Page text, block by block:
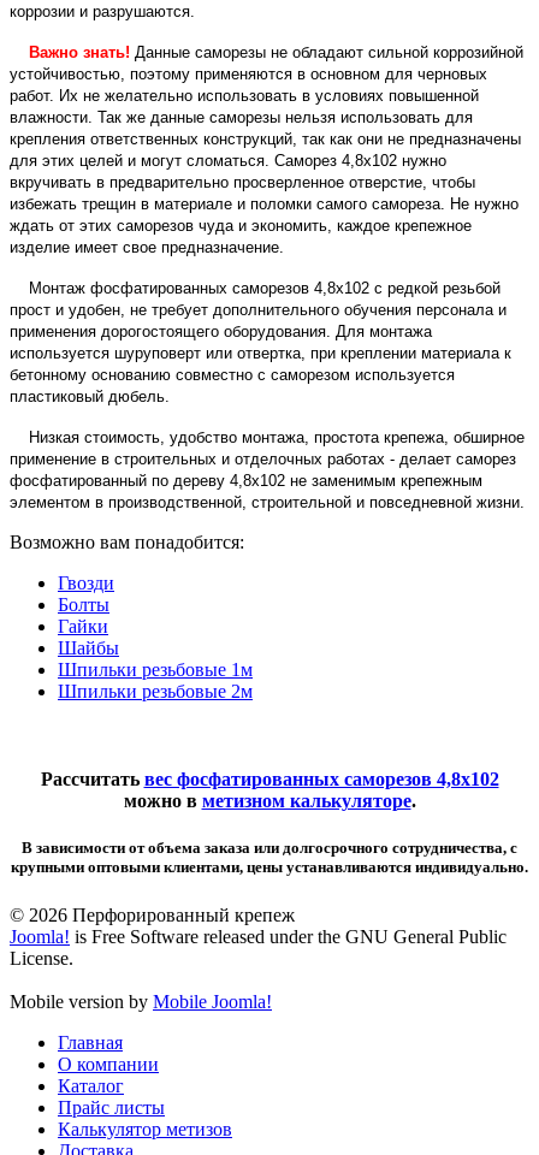
коррозии и разрушаются.
Важно знать! Данные саморезы не обладают сильной коррозийной
устойчивостью, поэтому применяются в основном для черновых
работ. Их не желательно использовать в условиях повышенной
влажности. Так же данные саморезы нельзя использовать для
крепления ответственных конструкций, так как они не предназначены
для этих целей и могут сломаться. Саморез 4,8х102 нужно
вкручивать в предварительно просверленное отверстие, чтобы
избежать трещин в материале и поломки самого самореза. Не нужно
ждать от этих саморезов чуда и экономить, каждое крепежное
изделие имеет свое предназначение.
Монтаж фосфатированных саморезов 4,8х102 с редкой резьбой
прост и удобен, не требует дополнительного обучения персонала и
применения дорогостоящего оборудования. Для монтажа
используется шуруповерт или отвертка, при креплении материала к
бетонному основанию совместно с саморезом используется
пластиковый дюбель.
Низкая стоимость, удобство монтажа, простота крепежа, обширное
применение в строительных и отделочных работах - делает саморез
фосфатированный по дереву 4,8х102 не заменимым крепежным
элементом в производственной, строительной и повседневной жизни.
Возможно вам понадобится:
Гвозди
Болты
Гайки
Шайбы
Шпильки резьбовые 1м
Шпильки резьбовые 2м
Рассчитать вес фосфатированных саморезов 4,8х102
можно в метизном калькуляторе.
В зависимости от объема заказа или долгосрочного сотрудничества, с
крупными оптовыми клиентами, цены устанавливаются индивидуально.
© 2026 Перфорированный крепеж
Joomla! is Free Software released under the GNU General Public
License.
Mobile version by Mobile Joomla!
Главная
О компании
Каталог
Прайс листы
Калькулятор метизов
Доставка